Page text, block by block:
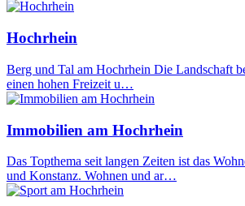
Hochrhein
Berg und Tal am Hochrhein Die Landschaft
einen hohen Freizeit u…
Immobilien am Hochrhein
Das Topthema seit langen Zeiten ist das
und Konstanz. Wohnen und ar…